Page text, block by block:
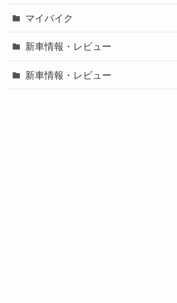
マイバイク
新車情報・レビュー
新車情報・レビュー